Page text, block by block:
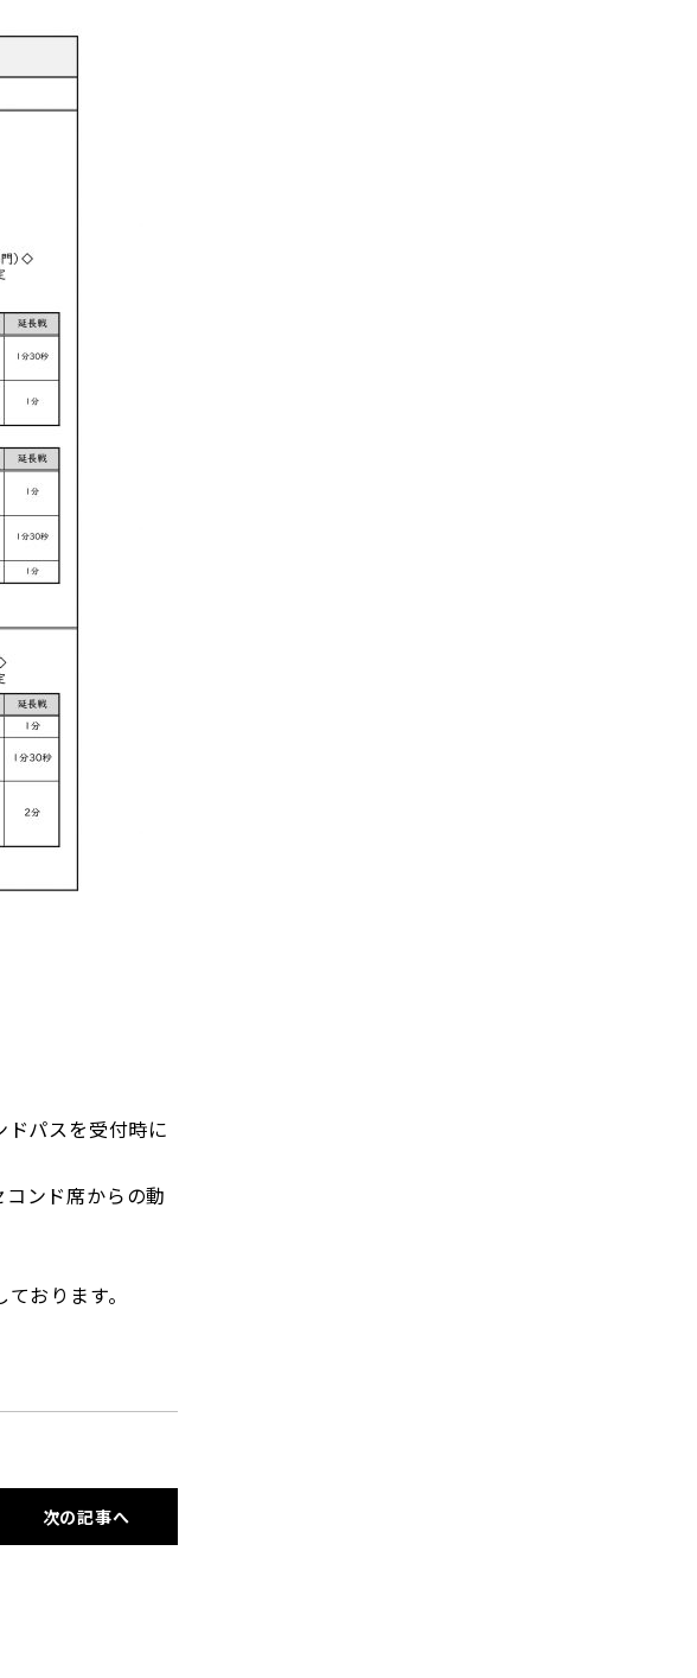
パスを受付時に
ンド席からの動
おります。
次の記事へ